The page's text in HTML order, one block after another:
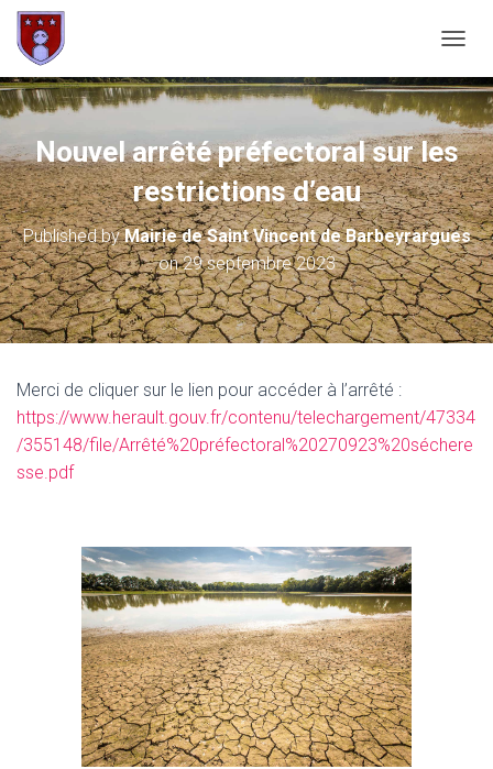
Nouvel arrêté préfectoral sur les
restrictions d’eau
Published byMairie de Saint Vincent de Barbeyrargues
on29 septembre 2023
Merci de cliquer sur le lien pour accéder à l’arrêté :
https://www.herault.gouv.fr/contenu/telechargement/47334
/355148/file/Arrêté%20préfectoral%20270923%20séchere
sse.pdf